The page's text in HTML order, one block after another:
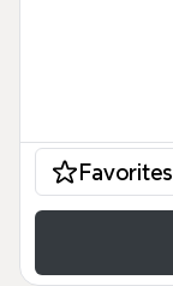
Favorites